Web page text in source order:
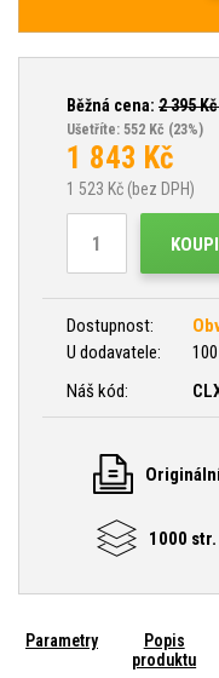
Běžná cena: 2 395Kč
Ušetříte: 552 Kč (23%)
1 843 Kč
1 523 Kč (bez DPH)
Dostupnost:
U dodavatele:
Náš kód:
1000 str.
Parametry
Popis
produktu